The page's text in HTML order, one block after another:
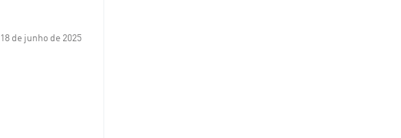
18 de junho de 2025